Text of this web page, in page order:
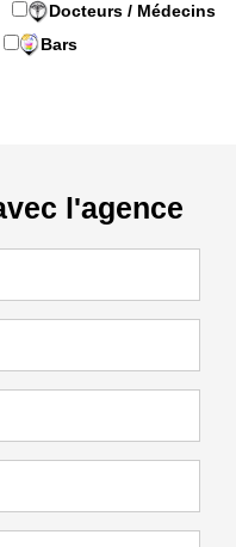
Docteurs / Médecins
Bars
l'agence